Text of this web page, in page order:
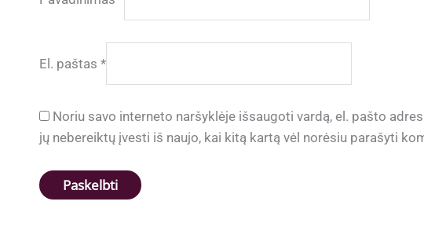
El. paštas *
Noriu savo interneto naršyklėje išsaugoti vardą, el. pašto
jų nebereiktų įvesti iš naujo, kai kitą kartą vėl norėsiu parašyti